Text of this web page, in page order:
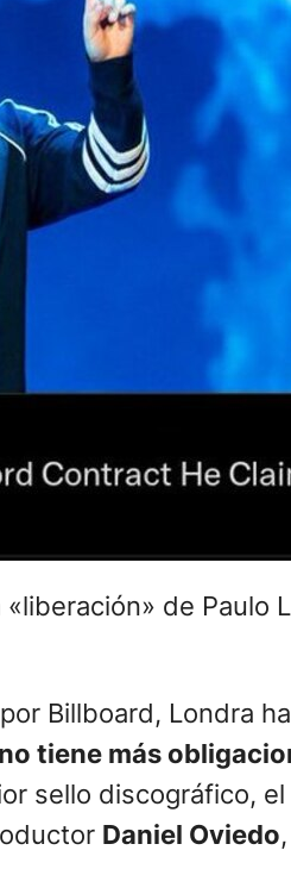
de
Billboard, Londra
tiene más
sello discográfico,
Daniel Oviedo